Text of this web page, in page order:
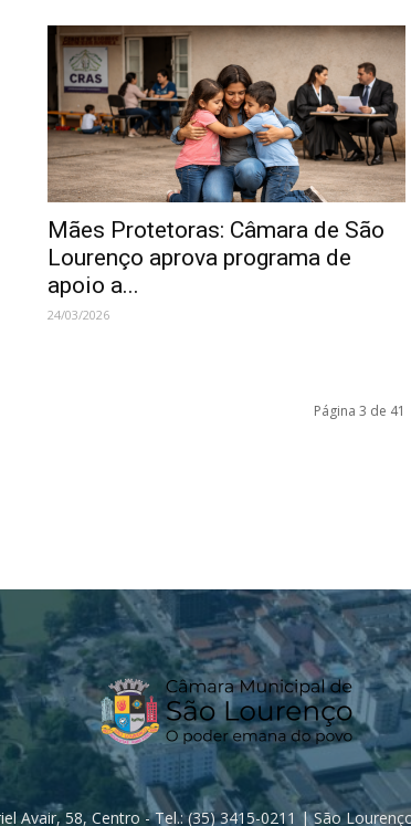
Mães Protetoras: Câmara de São
Lourenço aprova programa de
apoio a...
24/03/2026
Página 3 de 41
Avair, 58, Centro - Tel.: (35) 3415-0211 | São